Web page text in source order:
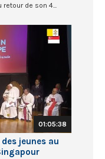
retour de son 4...
01:05:38
jeunes au